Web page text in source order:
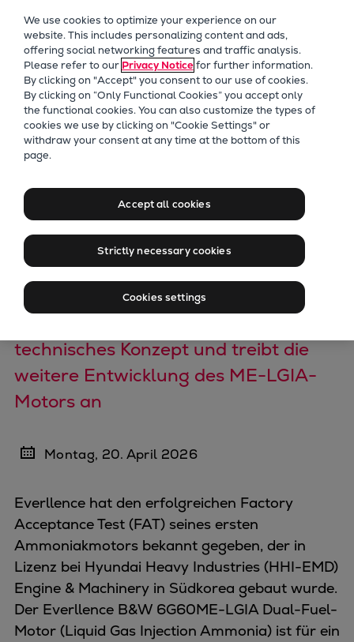
Zukunftstechnologien
Nachrüstungen
Zukunftskraftstoffe
Wärmepumpen
Kohlenstoffabscheidung
Digitalisierung
Company
Digital Center
Press & Media
Discover stories
Locationfinder
Ammoniakmotor
nimmt entscheidende
Hürde auf dem Weg
zur Markteinführung
technisches Konzept und treibt die
weitere Entwicklung des ME-LGIA-
Motors an
Montag, 20. April 2026
Everllence hat den erfolgreichen Factory
Acceptance Test (FAT) seines ersten
Ammoniakmotors bekannt gegeben, der in
Lizenz bei Hyundai Heavy Industries (HHI-EMD)
Engine & Machinery in Südkorea gebaut wurde.
Der Everllence B&W 6G60ME-LGIA Dual-Fuel-
Motor (Liquid Gas Injection Ammonia) ist für ein
We use cookies to optimize your experience on our
website. This includes personalizing content and ads,
offering social networking features and traffic analysis.
Please refer to our Privacy Noticefor further information.
By clicking on "Accept" you consent to our use of cookies.
By clicking on “Only Functional Cookies” you accept only
the functional cookies. You can also customize the types of
cookies we use by clicking on "Cookie Settings" or
withdraw your consent at any time at the bottom of this
page.
Accept all cookies
Strictly necessary cookies
Cookies settings